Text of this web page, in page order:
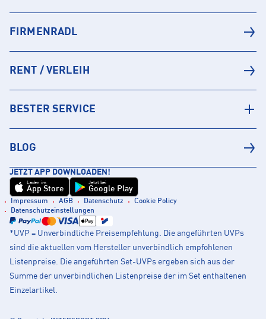
FIRMENRADL
RENT / VERLEIH
BESTER SERVICE
BLOG
JETZT APP DOWNLOADEN!
Laden im
App Store
Jetzt bei
Google Play
Impressum AGB Datenschutz
Cookie Policy
Datenschutzeinstellungen
*UVP = Unverbindliche Preisempfehlung. Die angeführten UVPs
sind die aktuellen vom Hersteller unverbindlich empfohlenen
Listenpreise. Die angeführten Set-UVPs ergeben sich aus der
Summe der unverbindlichen Listenpreise der im Set enthaltenen
Einzelartikel.